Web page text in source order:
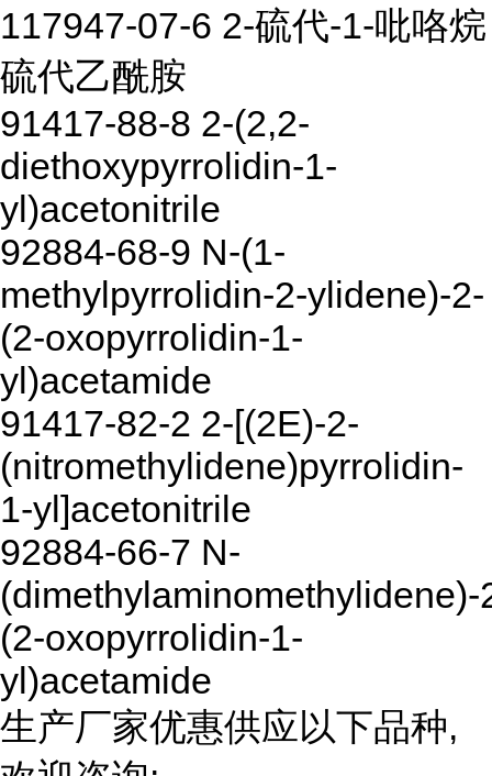
117947-07-6 2-硫代-1-吡咯烷
硫代乙酰胺
91417-88-8 2-(2,2-
diethoxypyrrolidin-1-
yl)acetonitrile
92884-68-9 N-(1-
methylpyrrolidin-2-ylidene)-2-
(2-oxopyrrolidin-1-
yl)acetamide
91417-82-2 2-[(2E)-2-
(nitromethylidene)pyrrolidin-
1-yl]acetonitrile
92884-66-7 N-
(dimethylaminomethylidene)-
(2-oxopyrrolidin-1-
yl)acetamide
生产厂家优惠供应以下品种,